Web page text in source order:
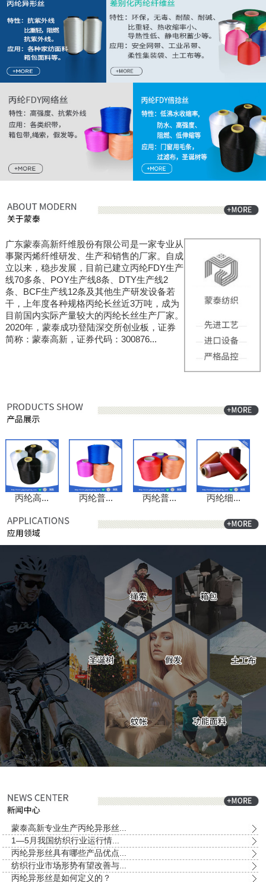
广东蒙泰高新纤维股份有限公司是一家专业从
事聚丙烯纤维研发、生产和销售的厂家。自成
立以来，稳步发展，目前已建立丙纶FDY生产
线70多条、POY生产线8条、DTY生产线2
条、BCF生产线12条及其他生产研发设备若
干，上年度各种规格丙纶长丝近3万吨，成为
目前国内实际产量较大的丙纶长丝生产厂家。
2020年，蒙泰成功登陆深交所创业板，证券
简称：蒙泰高新，证券代码：300876...
丙纶高... 丙纶普... 丙纶普... 丙纶细...
蒙泰高新专业生产丙纶异形丝...
1—5月我国纺织行业运行情...
丙纶异形丝具有哪些产品优点...
纺织行业市场形势有望改善与...
丙纶异形丝是如何定义的？